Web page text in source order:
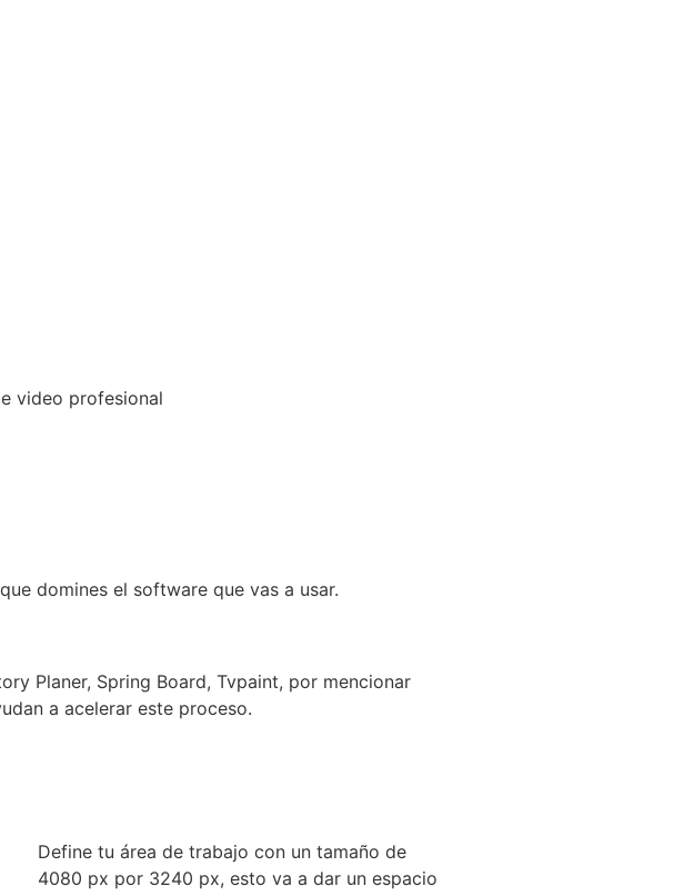
domines el software que vas a usar.
Planer, Spring Board, Tvpaint, por mencionar
a acelerar este proceso.
Define tu área de trabajo con un tamaño de
4080 px por 3240 px, esto va a dar un espacio